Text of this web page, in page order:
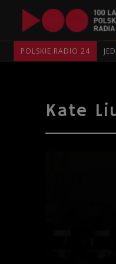
POLSKIE RADIO 24
Kate